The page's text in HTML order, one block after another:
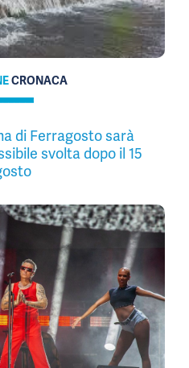
CRONACA
di Ferragosto sarà
svolta dopo il 15